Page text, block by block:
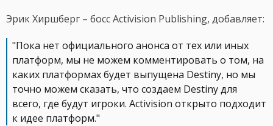
Эрик Хиршберг – босс Activision Publishing, добавляет:
"Пока нет официального анонса от тех или иных
платформ, мы не можем комментировать о том, на
каких платформах будет выпущена Destiny, но мы
точно можем сказать, что создаем Destiny для
всего, где будут игроки. Activision открыто подходит
к идее платформ."